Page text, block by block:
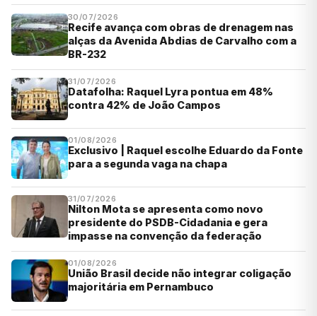
30/07/2026
Recife avança com obras de drenagem nas
alças da Avenida Abdias de Carvalho com a
BR-232
31/07/2026
Datafolha: Raquel Lyra pontua em 48%
contra 42% de João Campos
01/08/2026
Exclusivo | Raquel escolhe Eduardo da Fonte
para a segunda vaga na chapa
31/07/2026
Nilton Mota se apresenta como novo
presidente do PSDB-Cidadania e gera
impasse na convenção da federação
01/08/2026
União Brasil decide não integrar coligação
majoritária em Pernambuco